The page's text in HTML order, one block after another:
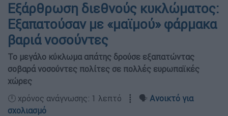
Εξάρθρωση διεθνούς κυκλώματος:
Εξαπατούσαν με «μαϊμού» φάρμακα
βαριά νοσούντες
Το μεγάλο κύκλωμα απάτης δρούσε εξαπατώντας
σοβαρά νοσούντες πολίτες σε πολλές ευρωπαϊκές
χώρες
🕛 χρόνος ανάγνωσης: 1 λεπτό ┋ 🗣️ Ανοικτό για
σχολιασμό